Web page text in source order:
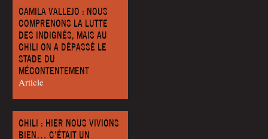
CAMILA VALLEJO : NOUS
COMPRENONS LA LUTTE
DES INDIGNÉS, MAIS AU
CHILI ON A DÉPASSÉ LE
STADE DU
MÉCONTENTEMENT
Article
CHILI : HIER NOUS VIVIONS
BIEN… C’ÉTAIT UN